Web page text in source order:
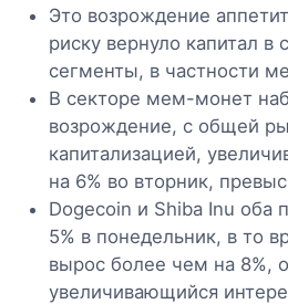
Это возрождение
риску вернуло капитал в
сегменты, в частности
В секторе мем-монет
возрождение, с общей
капитализацией,
на 6% во вторник,
Dogecoin и Shiba Inu оба
5% в понедельник, в то
вырос более чем на 8%,
увеличивающийся